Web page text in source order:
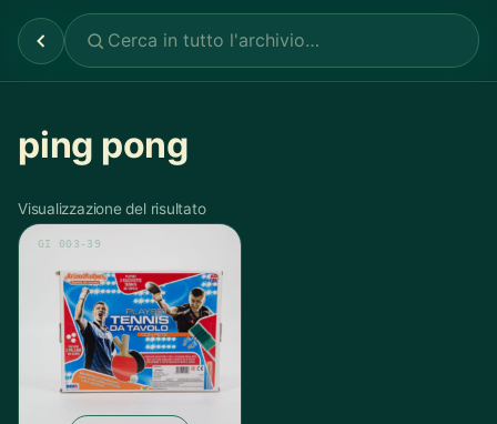
ping pong
Visualizzazione del risultato
GI 003-39